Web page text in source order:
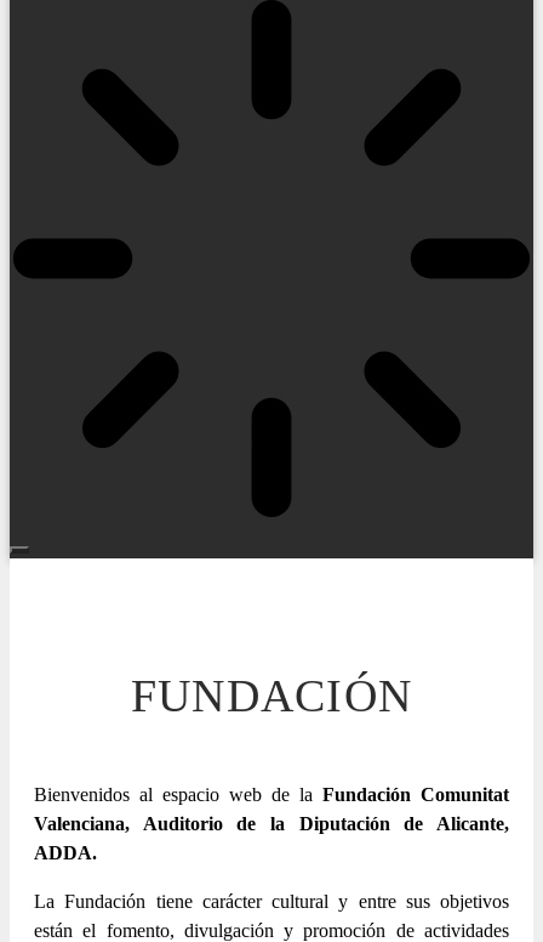
FUNDACIÓN
Bienvenidos al espacio web de la Fundación Comunitat
Valenciana, Auditorio de la Diputación de Alicante,
ADDA.
La Fundación tiene carácter cultural y entre sus objetivos
están el fomento, divulgación y promoción de actividades